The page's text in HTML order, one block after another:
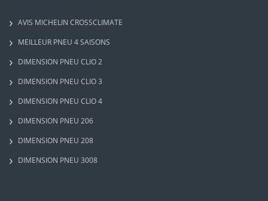
AVIS MICHELIN CROSSCLIMATE
MEILLEUR PNEU 4 SAISONS
DIMENSION PNEU CLIO 2
DIMENSION PNEU CLIO 3
DIMENSION PNEU CLIO 4
DIMENSION PNEU 206
DIMENSION PNEU 208
DIMENSION PNEU 3008